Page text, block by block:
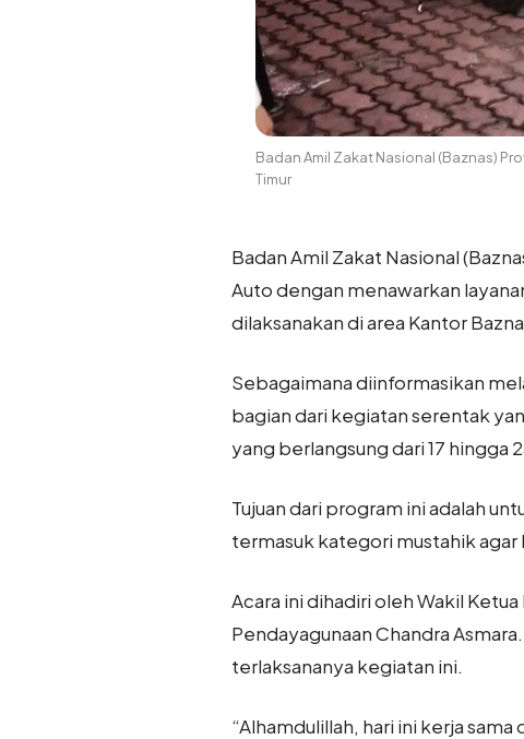
Badan Amil Zakat Nasional (Baznas)
Timur
Badan Amil Zakat Nasional
Auto dengan menawarkan
dilaksanakan di area Kantor
Sebagaimana diinformasikan
bagian dari kegiatan serentak
yang berlangsung dari 17 hingga
Tujuan dari program ini adalah
termasuk kategori mustahik
Acara ini dihadiri oleh Wakil
Pendayagunaan Chandra
terlaksananya kegiatan ini.
“Alhamdulillah, hari ini kerja